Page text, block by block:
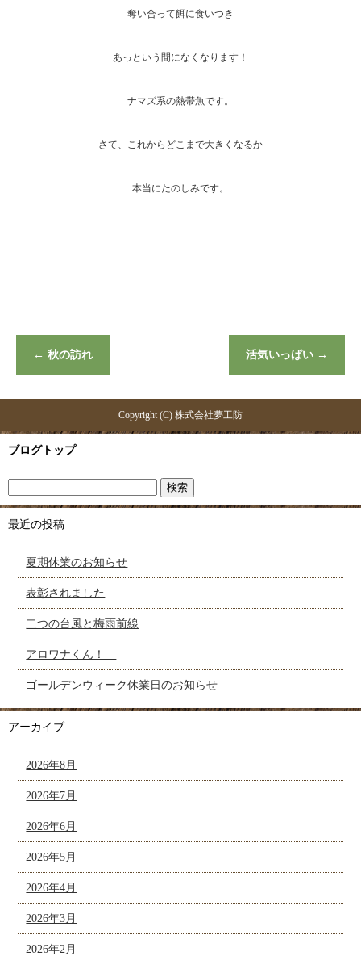
奪い合って餌に食いつき
あっという間になくなります！
ナマズ系の熱帯魚です。
さて、これからどこまで大きくなるか
本当にたのしみです。
← 秋の訪れ 活気いっぱい →
Copyright (C) 株式会社夢工防
ブログトップ
最近の投稿
夏期休業のお知らせ
表彰されました
二つの台風と梅雨前線
アロワナくん！
ゴールデンウィーク休業日のお知らせ
アーカイブ
2026年8月
2026年7月
2026年6月
2026年5月
2026年4月
2026年3月
2026年2月